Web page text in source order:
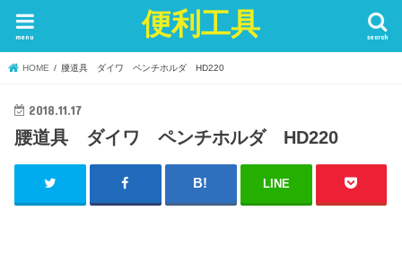
便利工具 search
menu
HOME 腰道具 ダイワ ペンチホルダ HD220
2018.11.17
腰道具 ダイワ ペンチホルダ HD220
LINE